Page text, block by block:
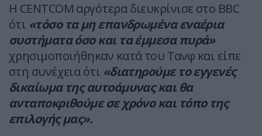
Η CENTCOM αργότερα διευκρίνισε στο BBC
ότι «τόσο τα μη επανδρωμένα εναέρια
συστήματα όσο και τα έμμεσα πυρά»
χρησιμοποιήθηκαν κατά του Τανφ και είπε
στη συνέχεια ότι «διατηρούμε το εγγενές
δικαίωμα της αυτοάμυνας και θα
ανταποκριθούμε σε χρόνο και τόπο της
επιλογής μας».